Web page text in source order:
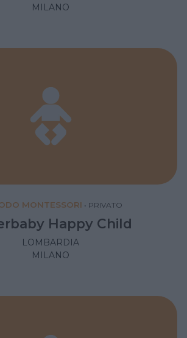
MILANO
MONTESSORI • PRIVATO
Happy Child
LOMBARDIA
MILANO